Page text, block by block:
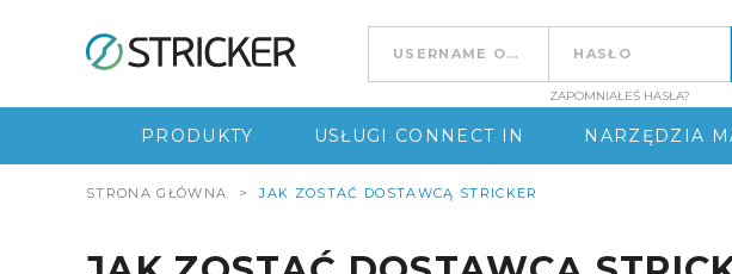
Go to content
ZAPOMNIAŁEŚ HASŁA?
PRODUKTY USŁUGI CONNECT IN NARZĘDZIA
STRONA GŁÓWNA > JAK ZOSTAĆ DOSTAWCĄ STRICKER